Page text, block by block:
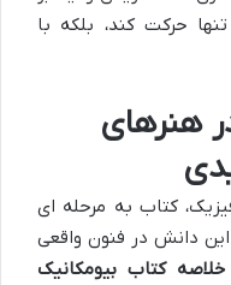
حرکت کند، بلکه با
هنرهای
کتاب به مرحله ای
این دانش در فنون واقعی
خلاصه کتاب بیومکانیک